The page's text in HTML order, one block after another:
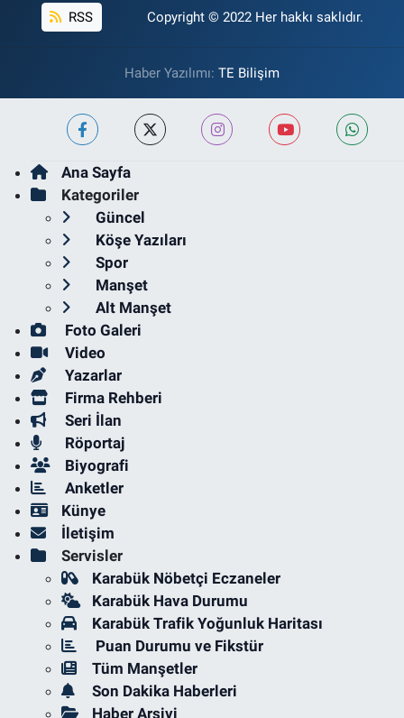
RSS Copyright © 2022 Her hakkı saklıdır.
Haber Yazılımı: TE Bilişim
Ana Sayfa
Kategoriler
Güncel
Köşe Yazıları
Spor
Manşet
Alt Manşet
Foto Galeri
Video
Yazarlar
Firma Rehberi
Seri İlan
Röportaj
Biyografi
Anketler
Künye
İletişim
Servisler
Karabük Nöbetçi Eczaneler
Karabük Hava Durumu
Karabük Trafik Yoğunluk Haritası
Puan Durumu ve Fikstür
Tüm Manşetler
Son Dakika Haberleri
Haber Arşivi